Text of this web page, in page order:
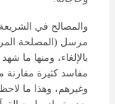
والمصالح في الشريعة
مرسل (المصلحة
بالإلغاء، ومنها ما
مفاسد كثيرة مقارنة
وغيرهم، وهذا ما